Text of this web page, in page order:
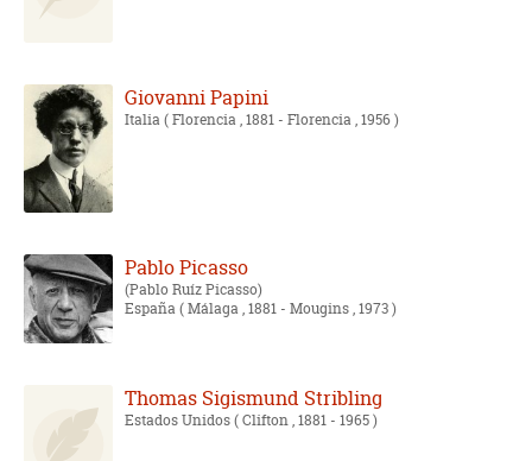
Giovanni Papini
Italia( Florencia , 1881 - Florencia , 1956 )
Pablo Picasso
Pablo Ruíz Picasso
España( Málaga , 1881 - Mougins , 1973 )
Thomas Sigismund Stribling
Estados Unidos( Clifton , 1881 - 1965 )